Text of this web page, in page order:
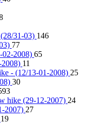
31-03) 146
77
02-2008) 65
11
- (12/13-01-2008) 25
30
hike (29-12-2007) 24
2007) 27
19